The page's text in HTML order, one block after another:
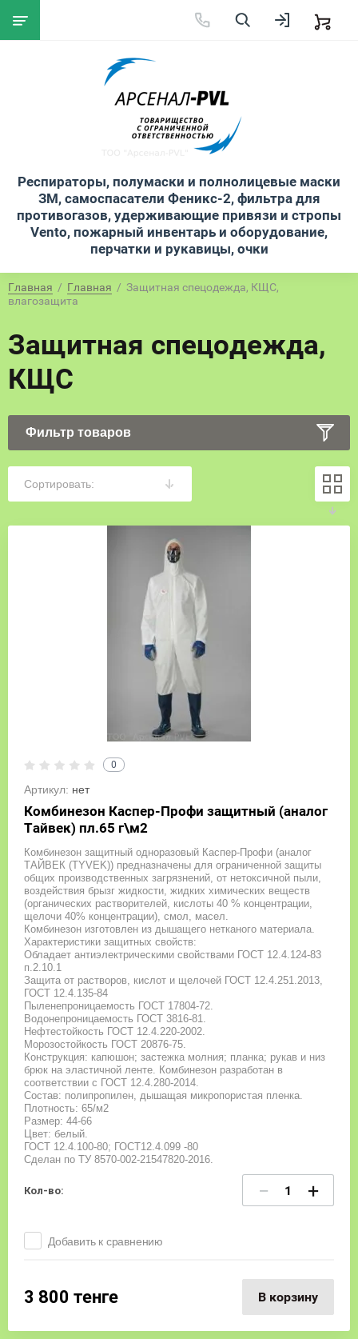
Респираторы, полумаски и полнолицевые маски
ЗМ, самоспасатели Феникс-2, фильтра для
противогазов, удерживающие привязи и стропы
Vento, пожарный инвентарь и оборудование,
перчатки и рукавицы, очки
Главная
  /
Главная
  /  Защитная спецодежда, КЩС,
влагозащита
Защитная спецодежда,
КЩС
Фильтр товаров
Сортировать:
0
Артикул: нет
Комбинезон Каспер-Профи защитный (аналог
Тайвек) пл.65 г\м2
Комбинезон защитный одноразовый Каспер-Профи (аналог
ТАЙВЕК (TYVEK)) предназначены для ограниченной защиты
общих производственных загрязнений, от нетоксичной пыли,
воздействия брызг жидкости, жидких химических веществ
(органических растворителей, кислоты 40 % концентрации,
щелочи 40% концентрации), смол, масел.
Комбинезон изготовлен из дышащего нетканого материала.
Характеристики защитных свойств:
Обладает антиэлектрическими свойствами ГОСТ 12.4.124-83
п.2.10.1
Защита от растворов, кислот и щелочей ГОСТ 12.4.251.2013,
ГОСТ 12.4.135-84
Пыленепроницаемость ГОСТ 17804-72.
Водонепроницаемость ГОСТ 3816-81.
Нефтестойкость ГОСТ 12.4.220-2002.
Морозостойкость ГОСТ 20876-75.
Конструкция: капюшон; застежка молния; планка; рукав и низ
брюк на эластичной ленте. Комбинезон разработан в
соответствии с ГОСТ 12.4.280-2014.
Состав: полипропилен, дышащая микропористая пленка.
Плотность: 65/м2
Размер: 44-66
Цвет: белый.
ГОСТ 12.4.100-80; ГОСТ12.4.099 -80
Сделан по ТУ 8570-002-21547820-2016.
Кол-во: − +
Добавить к сравнению
3 800 тенге В корзину